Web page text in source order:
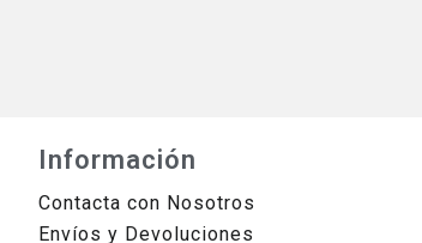
Información
Contacta con Nosotros
Envíos y Devoluciones